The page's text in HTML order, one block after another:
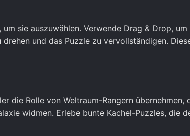
sie auszuwählen. Verwende Drag & Drop, um
und das Puzzle zu vervollständigen.
die Rolle von Weltraum-Rangern übernehmen,
widmen. Erlebe bunte Kachel-Puzzles, die